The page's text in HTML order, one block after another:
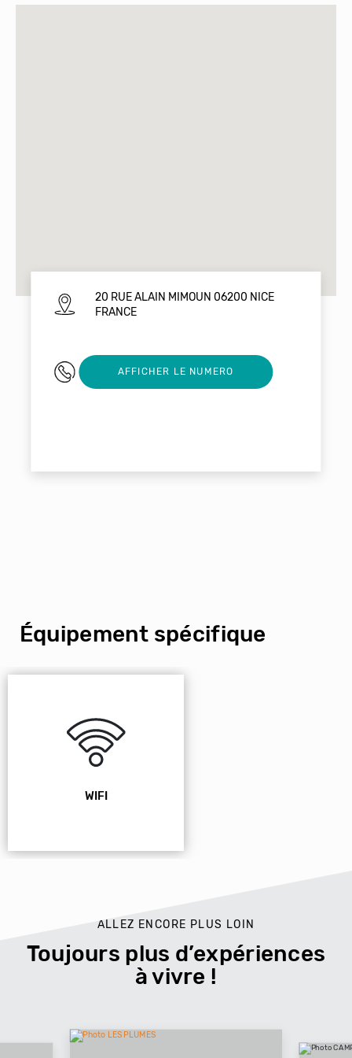
20 RUE ALAIN MIMOUN 06200 NICE
FRANCE
+33661392619
AFFICHER LE NUMERO
Équipement spécifique
WIFI
ALLEZ ENCORE PLUS LOIN
Toujours plus d’expériences
à vivre !